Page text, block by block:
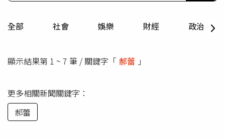
全部 社會 娛樂 財經 政治
顯示結果第 1 ~ 7 筆 / 關鍵字「 郝蕾 」
更多相關新聞關鍵字：
郝蕾